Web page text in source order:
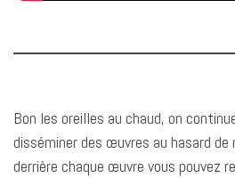
Bon les oreilles au chaud, on
disséminer des œuvres au hasard de
derrière chaque œuvre vous pouvez